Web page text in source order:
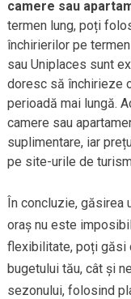
camere sau
termen lung, poți
închirierilor pe
sau Uniplaces sunt
doresc să închirieze
perioadă mai lungă.
camere sau
suplimentare, iar
pe site-urile de
În concluzie, găsirea
oraș nu este
flexibilitate, poți găsi
bugetului tău, cât și
sezonului, folosind